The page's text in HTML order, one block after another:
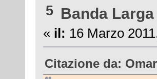
5 Banda Larga
« il: 16 Marzo
Citazione da: